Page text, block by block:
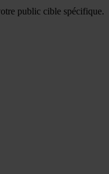
public cible spécifique.